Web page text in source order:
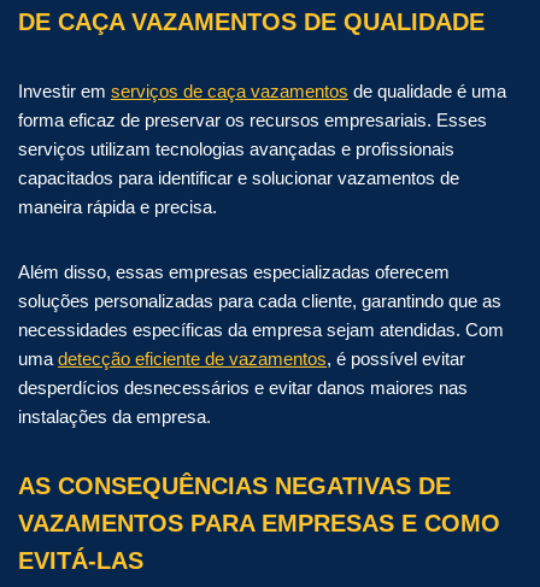
DE CAÇA VAZAMENTOS DE QUALIDADE
Investir em serviços de caça vazamentos de qualidade é uma
forma eficaz de preservar os recursos empresariais. Esses
serviços utilizam tecnologias avançadas e profissionais
capacitados para identificar e solucionar vazamentos de
maneira rápida e precisa.
Além disso, essas empresas especializadas oferecem
soluções personalizadas para cada cliente, garantindo que as
necessidades específicas da empresa sejam atendidas. Com
uma detecção eficiente de vazamentos, é possível evitar
desperdícios desnecessários e evitar danos maiores nas
instalações da empresa.
AS CONSEQUÊNCIAS NEGATIVAS DE
VAZAMENTOS PARA EMPRESAS E COMO
EVITÁ-LAS